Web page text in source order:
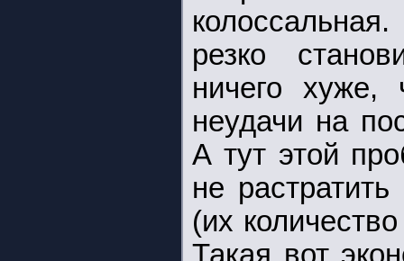
резко
ничего хуже,
неудачи на
А тут этой
не
(их